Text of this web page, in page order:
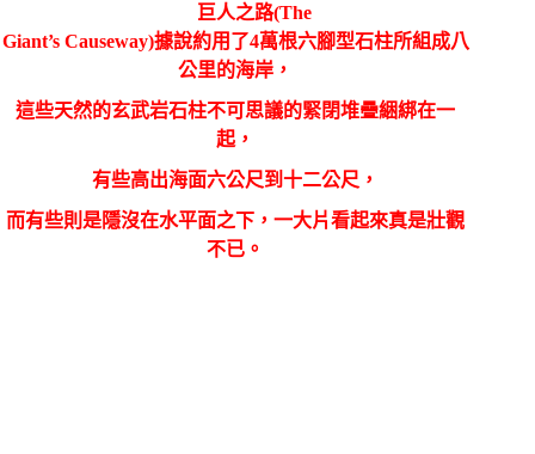
巨人之路(The
Giant’s Causeway)據說約用了4萬根六腳型石柱所組成八
公里的海岸，
這些天然的玄武岩石柱不可思議的緊閉堆疊綑綁在一
起，
有些高出海面六公尺到十二公尺，
而有些則是隱沒在水平面之下，一大片看起來真是壯觀
不已。